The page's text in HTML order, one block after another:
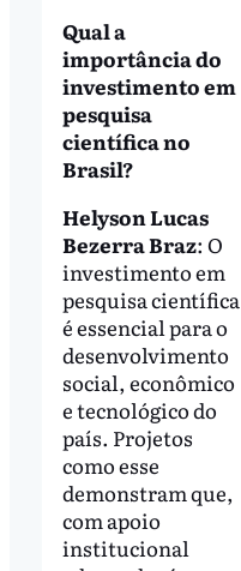
Qual a
importância do
investimento em
pesquisa
científica no
Brasil?
Helyson Lucas
Bezerra Braz: O
investimento em
pesquisa científica
é essencial para o
desenvolvimento
social, econômico
e tecnológico do
país. Projetos
como esse
demonstram que,
com apoio
institucional